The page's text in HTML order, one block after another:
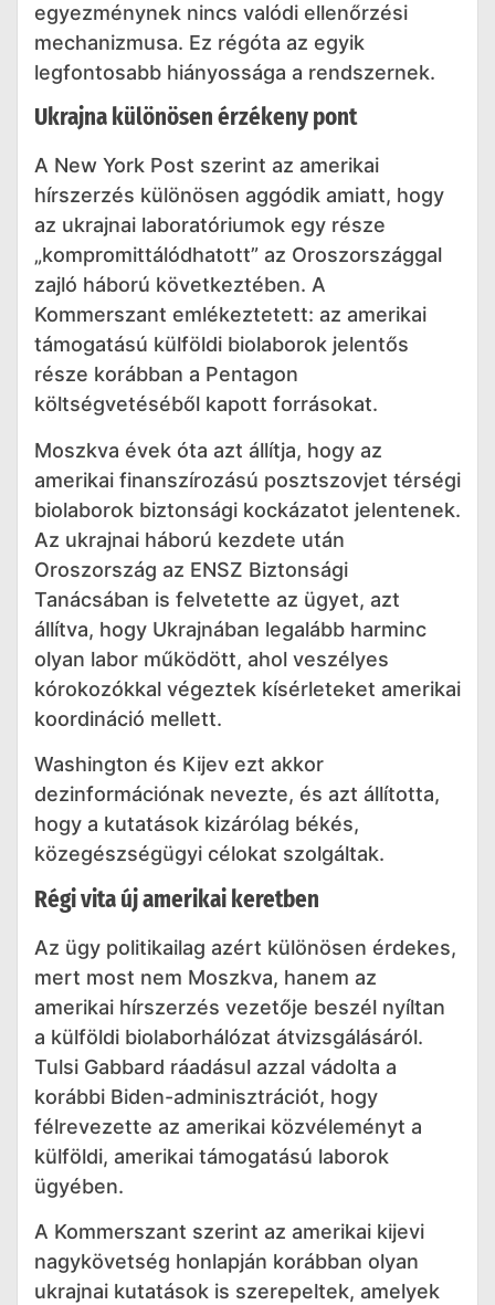
egyezménynek nincs valódi ellenőrzési
mechanizmusa. Ez régóta az egyik
legfontosabb hiányossága a rendszernek.
Ukrajna különösen érzékeny pont
A New York Post szerint az amerikai
hírszerzés különösen aggódik amiatt, hogy
az ukrajnai laboratóriumok egy része
„kompromittálódhatott” az Oroszországgal
zajló háború következtében. A
Kommerszant emlékeztetett: az amerikai
támogatású külföldi biolaborok jelentős
része korábban a Pentagon
költségvetéséből kapott forrásokat.
Moszkva évek óta azt állítja, hogy az
amerikai finanszírozású posztszovjet térségi
biolaborok biztonsági kockázatot jelentenek.
Az ukrajnai háború kezdete után
Oroszország az ENSZ Biztonsági
Tanácsában is felvetette az ügyet, azt
állítva, hogy Ukrajnában legalább harminc
olyan labor működött, ahol veszélyes
kórokozókkal végeztek kísérleteket amerikai
koordináció mellett.
Washington és Kijev ezt akkor
dezinformációnak nevezte, és azt állította,
hogy a kutatások kizárólag békés,
közegészségügyi célokat szolgáltak.
Régi vita új amerikai keretben
Az ügy politikailag azért különösen érdekes,
mert most nem Moszkva, hanem az
amerikai hírszerzés vezetője beszél nyíltan
a külföldi biolaborhálózat átvizsgálásáról.
Tulsi Gabbard ráadásul azzal vádolta a
korábbi Biden-adminisztrációt, hogy
félrevezette az amerikai közvéleményt a
külföldi, amerikai támogatású laborok
ügyében.
A Kommerszant szerint az amerikai kijevi
nagykövetség honlapján korábban olyan
ukrajnai kutatások is szerepeltek, amelyek